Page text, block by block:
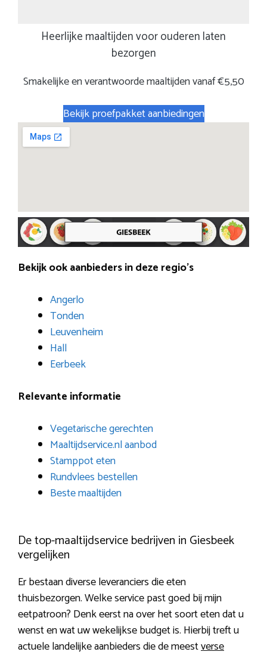
Heerlijke maaltijden voor ouderen laten
bezorgen
Smakelijke en verantwoorde maaltijden vanaf €5,50
Bekijk proefpakket aanbiedingen
Bekijk ook aanbieders in deze regio’s
Angerlo
Tonden
Leuvenheim
Hall
Eerbeek
Relevante informatie
Vegetarische gerechten
Maaltijdservice.nl aanbod
Stamppot eten
Rundvlees bestellen
Beste maaltijden
De top-maaltijdservice bedrijven in Giesbeek
vergelijken
Er bestaan diverse leveranciers die eten
thuisbezorgen. Welke service past goed bij mijn
eetpatroon? Denk eerst na over het soort eten dat u
wenst en wat uw wekelijkse budget is. Hierbij treft u
actuele landelijke aanbieders die de meestverse